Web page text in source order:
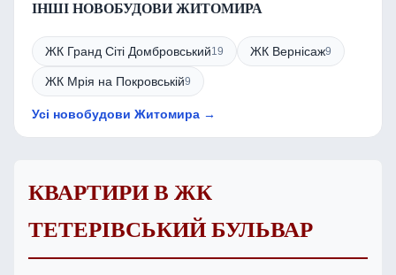
ІНШІ НОВОБУДОВИ ЖИТОМИРА
ЖК Гранд Сіті Домбровський19 ЖК Вернісаж9
ЖК Мрія на Покровській9
Усі новобудови Житомира →
КВАРТИРИ В ЖК
ТЕТЕРІВСЬКИЙ БУЛЬВАР